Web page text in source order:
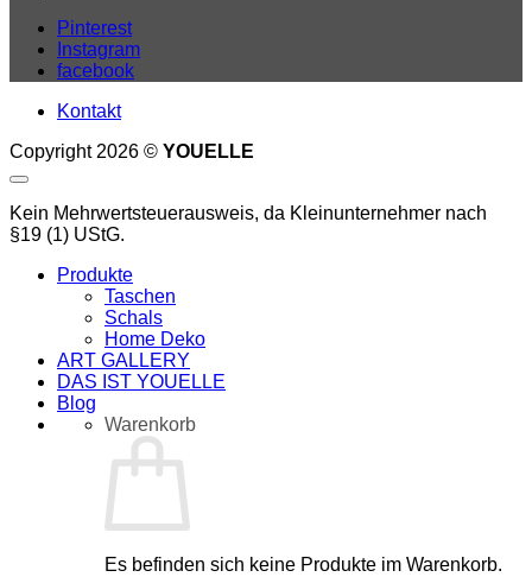
Pinterest
Instagram
facebook
Kontakt
Copyright 2026 © YOUELLE
Kein Mehrwertsteuerausweis, da Kleinunternehmer nach
§19 (1) UStG.
Produkte
Taschen
Schals
Home Deko
ART GALLERY
DAS IST YOUELLE
Blog
Warenkorb
Es befinden sich keine Produkte im Warenkorb.